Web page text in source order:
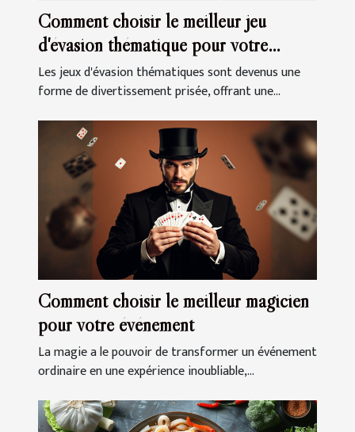
Comment choisir le meilleur jeu
d'évasion thématique pour votre
prochaine sortie
Les jeux d'évasion thématiques sont devenus une
forme de divertissement prisée, offrant une...
Comment choisir le meilleur magicien
pour votre événement
La magie a le pouvoir de transformer un événement
ordinaire en une expérience inoubliable,...